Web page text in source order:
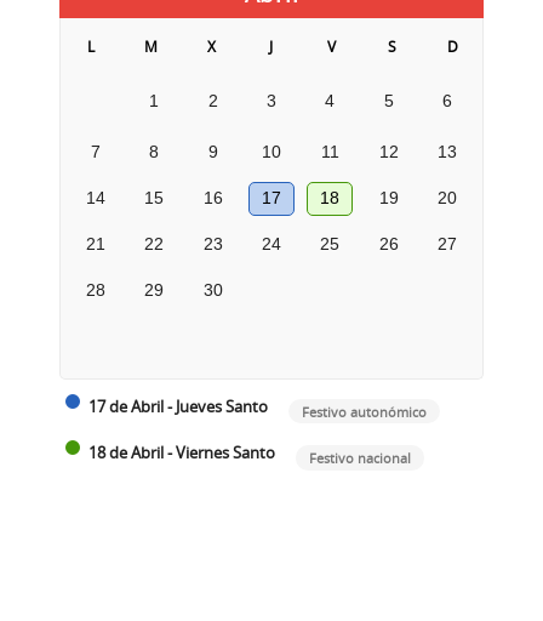
L M X J V S D
1 2 3 4 5 6
7 8 9 10 11 12 13
14 15 16 17 18 19 20
21 22 23 24 25 26 27
28 29 30
17 de Abril - Jueves Santo Festivo autonómico
18 de Abril - Viernes Santo Festivo nacional